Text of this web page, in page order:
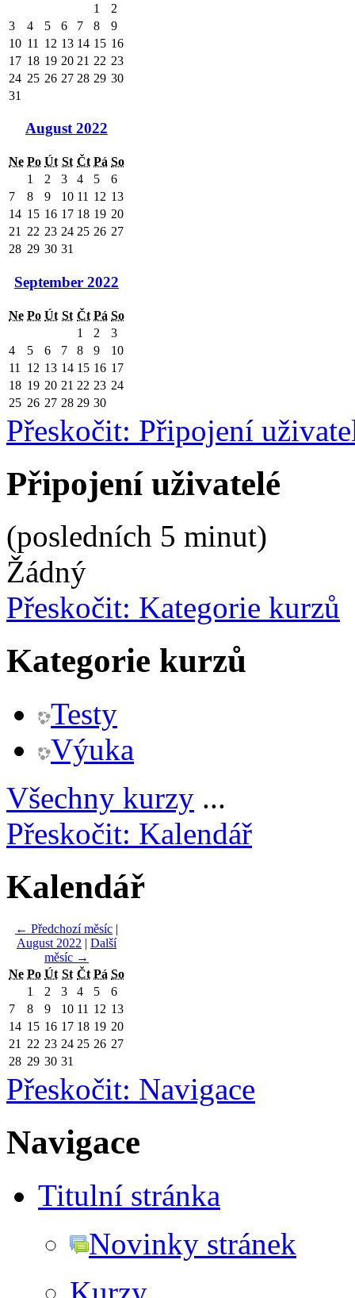
1
2
3
4 5 6 7 8
9
10 11 12 13 14 15 16
17 18 19 20 21 22 23
24 25 26 27 28 29 30
31
August 2022
Ne Po Út St Čt Pá So
1
2 3 4 5
6
7
8 9 10 11 12 13
14 15 16 17 18 19 20
21
22 23 24 25 26 27
28 29 30 31
September 2022
Ne Po Út St Čt Pá So
1
2
3
4
5 6 7 8 9
10
11
12 13 14 15 16 17
18 19 20 21 22 23 24
25 26 27 28 29 30
Přeskočit: Připojení
Připojení uživatelé
(posledních 5 minut)
Žádný
Přeskočit: Kategorie kurzů
Kategorie kurzů
Testy
Výuka
Všechny kurzy ...
Přeskočit: Kalendář
Kalendář
← Předchozí měsíc |
August 2022 | Další
měsíc →
Ne Po Út St Čt Pá So
1
2 3 4 5
6
7
8 9 10 11 12 13
14 15 16 17 18 19 20
21
22 23 24 25 26 27
28 29 30 31
Přeskočit: Navigace
Navigace
Titulní stránka
Novinky stránek